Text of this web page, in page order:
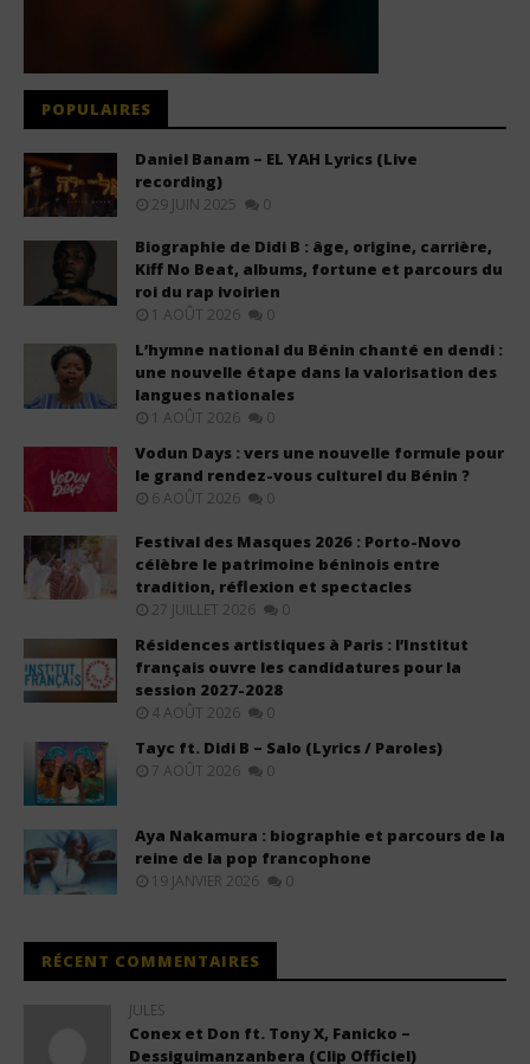
POPULAIRES
Daniel Banam – EL YAH Lyrics (Live
recording)
29 JUIN 2025 0
Biographie de Didi B : âge, origine, carrière,
Kiff No Beat, albums, fortune et parcours du
roi du rap ivoirien
1 AOÛT 2026 0
L’hymne national du Bénin chanté en dendi :
une nouvelle étape dans la valorisation des
langues nationales
1 AOÛT 2026 0
Vodun Days : vers une nouvelle formule pour
le grand rendez-vous culturel du Bénin ?
6 AOÛT 2026 0
Festival des Masques 2026 : Porto-Novo
célèbre le patrimoine béninois entre
tradition, réflexion et spectacles
27 JUILLET 2026 0
Résidences artistiques à Paris : l’Institut
français ouvre les candidatures pour la
session 2027-2028
4 AOÛT 2026 0
Tayc ft. Didi B – Salo (Lyrics / Paroles)
7 AOÛT 2026 0
Aya Nakamura : biographie et parcours de la
reine de la pop francophone
19 JANVIER 2026 0
RÉCENT COMMENTAIRES
JULES
Conex et Don ft. Tony X, Fanicko –
Dessiguimanzanbera (Clip Officiel)